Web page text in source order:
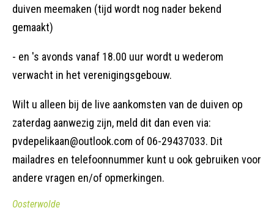
duiven meemaken (tijd wordt nog nader bekend
gemaakt)
- en 's avonds vanaf 18.00 uur wordt u wederom
verwacht in het verenigingsgebouw.
Wilt u alleen bij de live aankomsten van de duiven op
zaterdag aanwezig zijn, meld dit dan even via:
pvdepelikaan@outlook.com of 06-29437033. Dit
mailadres en telefoonnummer kunt u ook gebruiken voor
andere vragen en/of opmerkingen.
Oosterwolde